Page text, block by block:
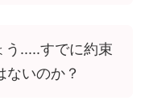
う.....すでに約束
ないのか？